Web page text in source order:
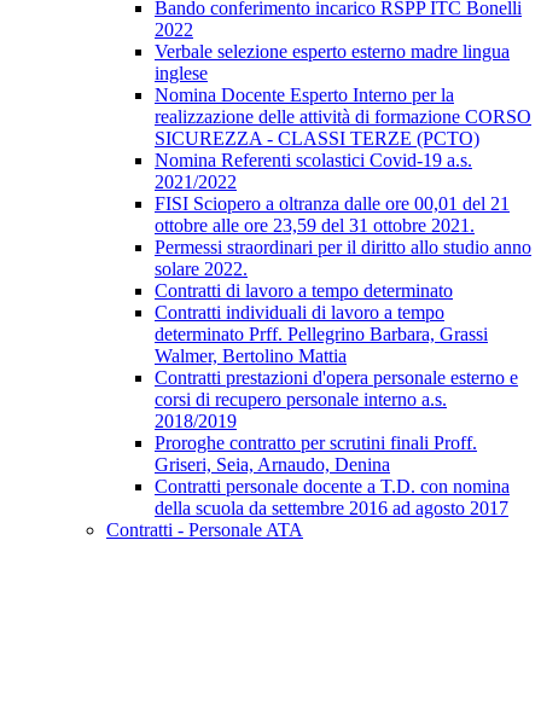
Bando conferimento incarico RSPP ITC Bonelli
2022
Verbale selezione esperto esterno madre lingua
inglese
Nomina Docente Esperto Interno per la
realizzazione delle attività di formazione CORSO
SICUREZZA - CLASSI TERZE (PCTO)
Nomina Referenti scolastici Covid-19 a.s.
2021/2022
FISI Sciopero a oltranza dalle ore 00,01 del 21
ottobre alle ore 23,59 del 31 ottobre 2021.
Permessi straordinari per il diritto allo studio anno
solare 2022.
Contratti di lavoro a tempo determinato
Contratti individuali di lavoro a tempo
determinato Prff. Pellegrino Barbara, Grassi
Walmer, Bertolino Mattia
Contratti prestazioni d'opera personale esterno e
corsi di recupero personale interno a.s.
2018/2019
Proroghe contratto per scrutini finali Proff.
Griseri, Seia, Arnaudo, Denina
Contratti personale docente a T.D. con nomina
della scuola da settembre 2016 ad agosto 2017
Contratti - Personale ATA